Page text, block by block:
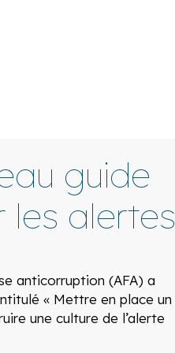
guide
les alertes
anticorruption (AFA) a
« Mettre en place un
une culture de l’alerte